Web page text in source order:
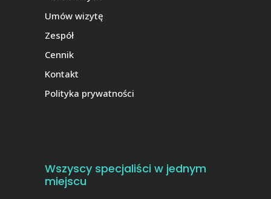
Umów wizytę
Zespół
Cennik
Kontakt
Polityka prywatności
Wszyscy specjaliści w jednym
miejscu